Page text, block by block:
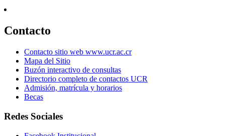
Contacto
Contacto sitio web www.ucr.ac.cr
Mapa del Sitio
Buzón interactivo de consultas
Directorio completo de contactos UCR
Admisión, matrícula y horarios
Becas
Redes Sociales